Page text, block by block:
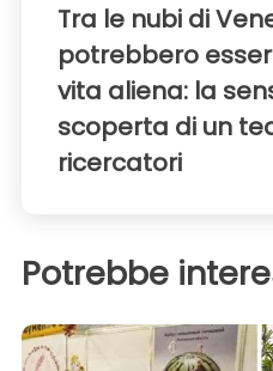
Tra le nubi di
potrebbero
vita aliena: la
scoperta di un
ricercatori
Potrebbe